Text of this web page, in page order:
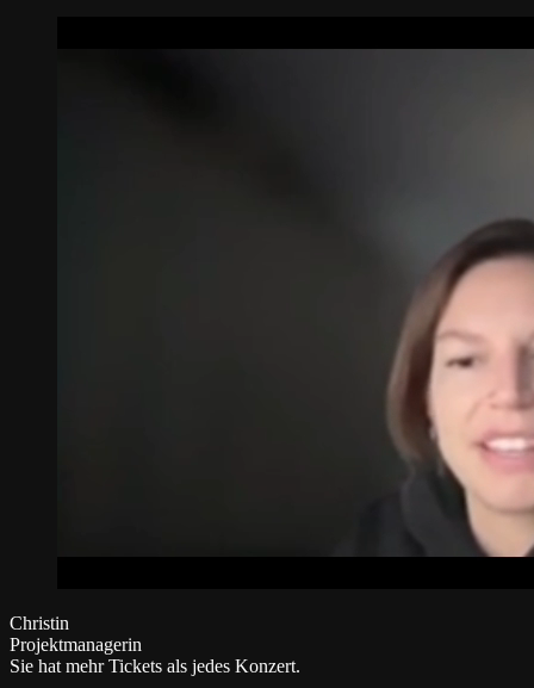
Christin
Projektmanagerin
Sie hat mehr Tickets als jedes Konzert.